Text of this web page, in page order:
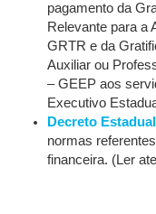
pagamento da
Relevante para a
GRTR e da
Auxiliar ou
– GEEP aos
Executivo
Decreto
normas
financeira. (Ler